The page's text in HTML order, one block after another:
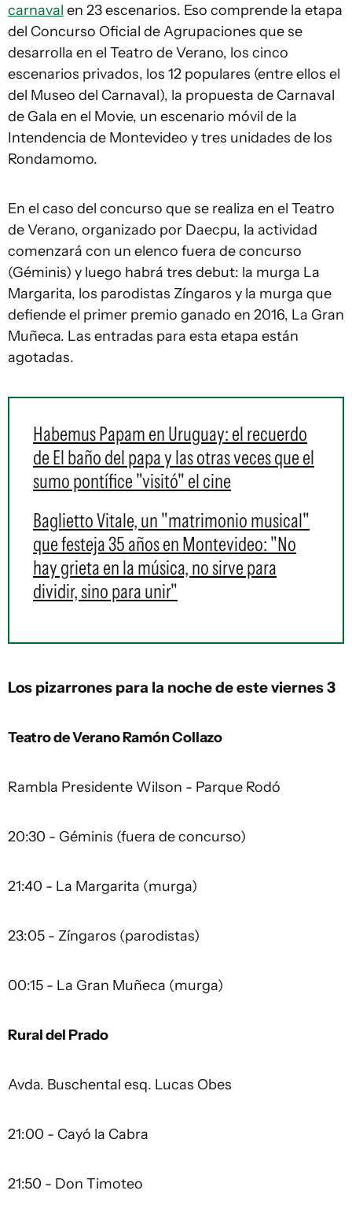
carnaval en 23 escenarios. Eso comprende la etapa
del Concurso Oficial de Agrupaciones que se
desarrolla en el Teatro de Verano, los cinco
escenarios privados, los 12 populares (entre ellos el
del Museo del Carnaval), la propuesta de Carnaval
de Gala en el Movie, un escenario móvil de la
Intendencia de Montevideo y tres unidades de los
Rondamomo.
En el caso del concurso que se realiza en el Teatro
de Verano, organizado por Daecpu, la actividad
comenzará con un elenco fuera de concurso
(Géminis) y luego habrá tres debut: la murga La
Margarita, los parodistas Zíngaros y la murga que
defiende el primer premio ganado en 2016, La Gran
Muñeca. Las entradas para esta etapa están
agotadas.
Habemus Papam en Uruguay: el recuerdo
de El baño del papa y las otras veces que el
sumo pontífice "visitó" el cine
Baglietto Vitale, un "matrimonio musical"
que festeja 35 años en Montevideo: "No
hay grieta en la música, no sirve para
dividir, sino para unir"
Los pizarrones para la noche de este viernes 3
Teatro de Verano Ramón Collazo
Rambla Presidente Wilson - Parque Rodó
20:30 - Géminis (fuera de concurso)
21:40 - La Margarita (murga)
23:05 - Zíngaros (parodistas)
00:15 - La Gran Muñeca (murga)
Rural del Prado
Avda. Buschental esq. Lucas Obes
21:00 - Cayó la Cabra
21:50 - Don Timoteo